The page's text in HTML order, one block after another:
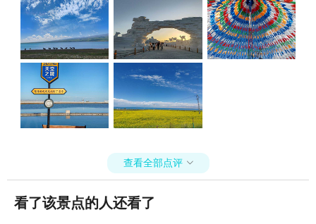
查看全部点评 
看了该景点的人还看了